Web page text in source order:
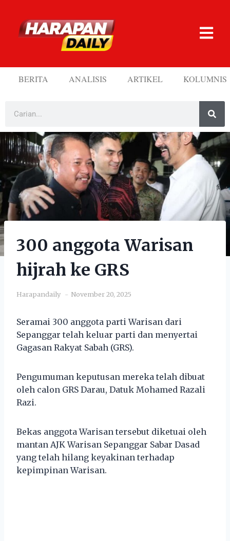
BERITA ANALISIS ARTIKEL KOLUMNIS
300 anggota Warisan
hijrah ke GRS
Harapandaily November 20, 2025
Seramai 300 anggota parti Warisan dari
Sepanggar telah keluar parti dan menyertai
Gagasan Rakyat Sabah (GRS).
Pengumuman keputusan mereka telah dibuat
oleh calon GRS Darau, Datuk Mohamed Razali
Razi.
Bekas anggota Warisan tersebut diketuai oleh
mantan AJK Warisan Sepanggar Sabar Dasad
yang telah hilang keyakinan terhadap
kepimpinan Warisan.